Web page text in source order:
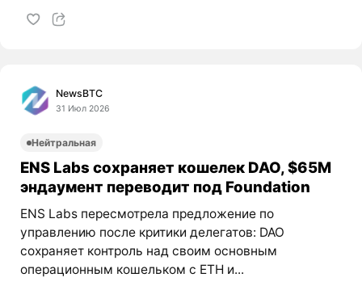
NewsBTC
31 Июл 2026
Нейтральная
ENS Labs сохраняет кошелек DAO, $65M
эндаумент переводит под Foundation
ENS Labs пересмотрела предложение по
управлению после критики делегатов: DAO
сохраняет контроль над своим основным
операционным кошельком с ETH и...